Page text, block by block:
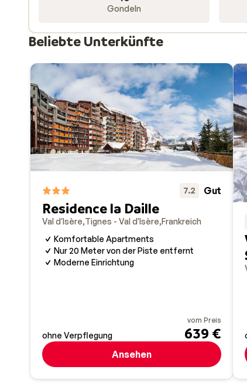
Gondeln
Beliebte Unterkünfte
7.2 Gut
Residence la Daille
Val d'Isère Tignes - Val d'Isère Frankreich
Komfortable Apartments
Nur 20 Meter von der Piste entfernt
Moderne Einrichtung
ohne Verpflegung
vom Preis
639 €
Ansehen